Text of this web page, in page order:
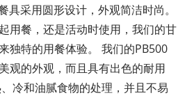
具采用圆形设计，外观简洁时尚。
用餐，还是活动时使用，我们的甘
独特的用餐体验。 我们的PB500
观的外观，而且具有出色的耐用
冷和油腻食物的处理，并且不易